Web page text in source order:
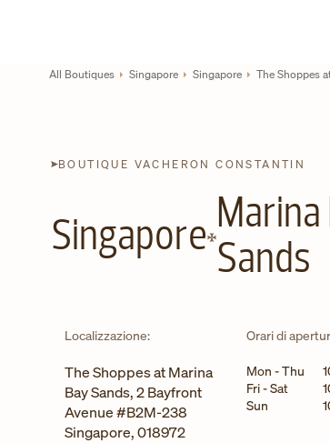
Return to Nav
All Boutiques Singapore Singapore The Shoppes
BOUTIQUE VACHERON CONSTANTIN
Singapore
Marina
Sands
Localizzazione:
The Shoppes at Marina
Bay Sands, 2 Bayfront
Avenue #B2M-238
Singapore,018972
Orari di
Giorno della
Mon - Thu
Fri - Sat
Sun